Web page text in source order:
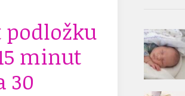
minut
30